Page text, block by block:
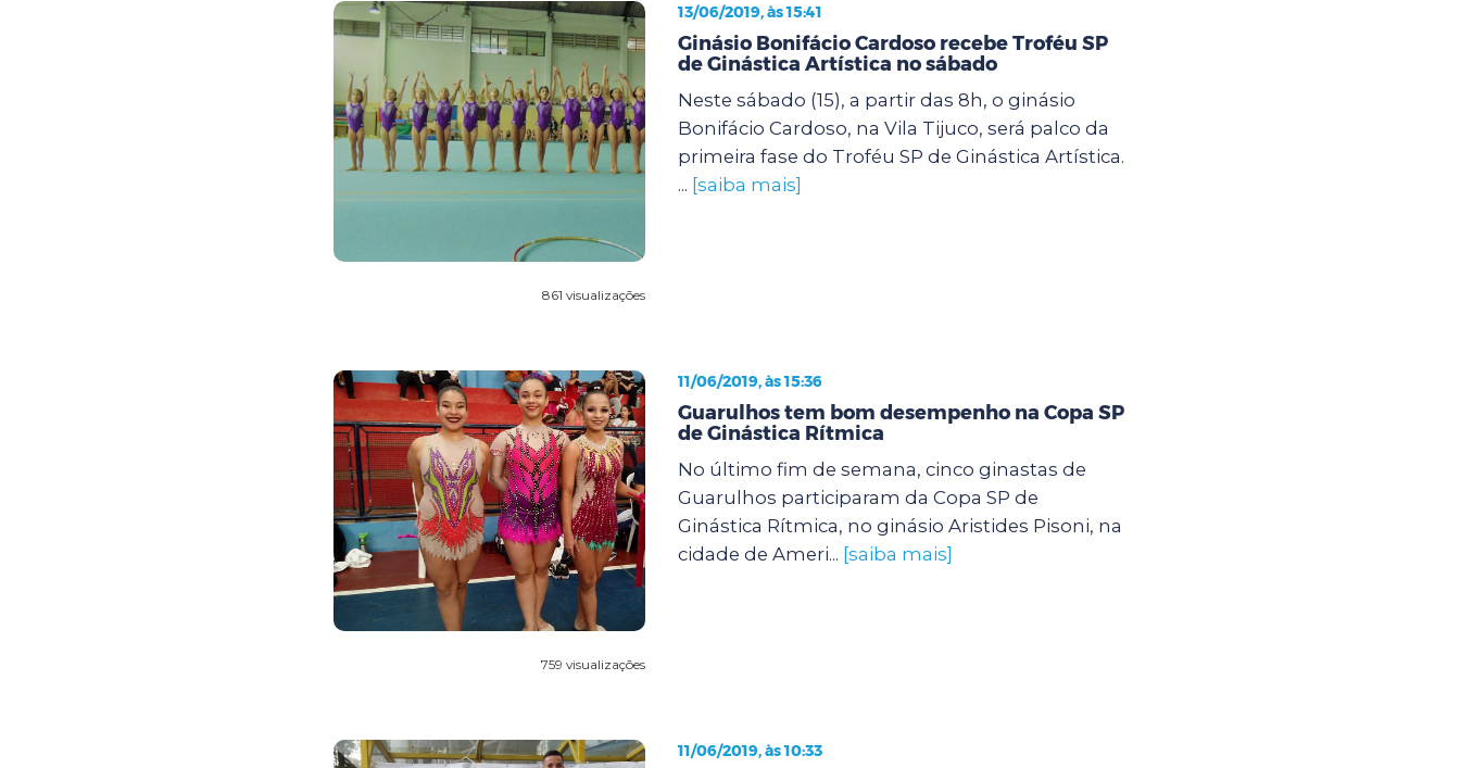
861 visualizações
13/06/2019, às 15:41
Ginásio Bonifácio Cardoso recebe Troféu SP
de Ginástica Artística no sábado
Neste sábado (15), a partir das 8h, o ginásio
Bonifácio Cardoso, na Vila Tijuco, será palco da
primeira fase do Troféu SP de Ginástica Artística.
... [saiba mais]
759 visualizações
11/06/2019, às 15:36
Guarulhos tem bom desempenho na Copa SP
de Ginástica Rítmica
No último fim de semana, cinco ginastas de
Guarulhos participaram da Copa SP de
Ginástica Rítmica, no ginásio Aristides Pisoni, na
cidade de Ameri... [saiba mais]
11/06/2019, às 10:33